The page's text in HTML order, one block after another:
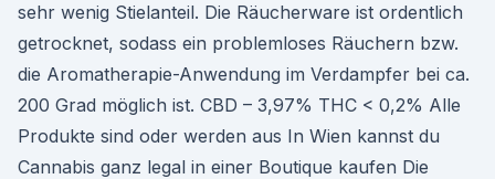
sehr wenig Stielanteil. Die Räucherware ist ordentlich
getrocknet, sodass ein problemloses Räuchern bzw.
die Aromatherapie-Anwendung im Verdampfer bei ca.
200 Grad möglich ist. CBD – 3,97% THC < 0,2% Alle
Produkte sind oder werden aus In Wien kannst du
Cannabis ganz legal in einer Boutique kaufen Die